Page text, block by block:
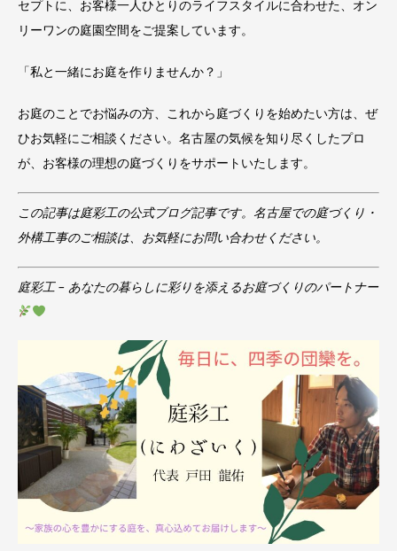
セプトに、お客様一人ひとりのライフスタイルに合わせた、オン
リーワンの庭園空間をご提案しています。
「私と一緒にお庭を作りませんか？」
お庭のことでお悩みの方、これから庭づくりを始めたい方は、ぜ
ひお気軽にご相談ください。名古屋の気候を知り尽くしたプロ
が、お客様の理想の庭づくりをサポートいたします。
この記事は庭彩工の公式ブログ記事です。名古屋での庭づくり・
外構工事のご相談は、お気軽にお問い合わせください。
庭彩工 – あなたの暮らしに彩りを添えるお庭づくりのパートナー